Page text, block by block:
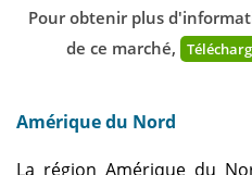
Pour obtenir plus
de ce marché,
Amérique du Nord
La région Amérique du